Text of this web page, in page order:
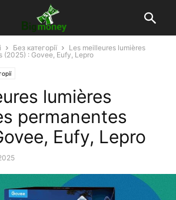
Без категорії
Les meilleures lumières
(2025) : Govee, Eufy, Lepro
lumières
permanentes
Eufy, Lepro